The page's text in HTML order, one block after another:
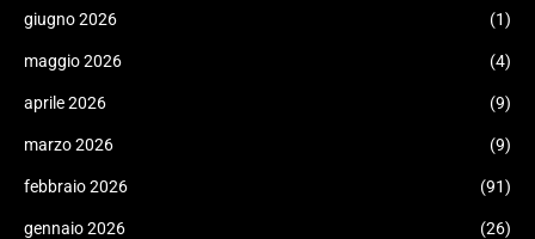
giugno 2026 (1)
maggio 2026 (4)
aprile 2026 (9)
marzo 2026 (9)
febbraio 2026 (91)
gennaio 2026 (26)